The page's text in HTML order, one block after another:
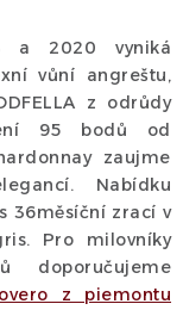
a 2020 vyniká
vůní angreštu,
z odrůdy
95 bodů od
zaujme
Nabídku
36měsíční zrací v
Pro milovníky
z piemontu